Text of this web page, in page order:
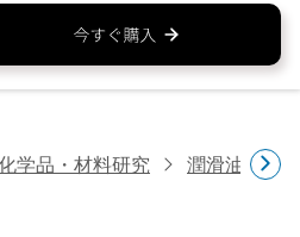
学品・材料研究 潤滑油・燃